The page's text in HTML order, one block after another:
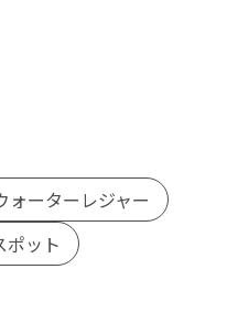
ォーターレジャー
ポット